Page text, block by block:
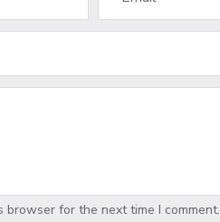
browser for the next time I comment.